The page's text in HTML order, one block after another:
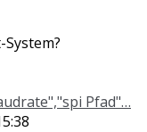
Pfad"…